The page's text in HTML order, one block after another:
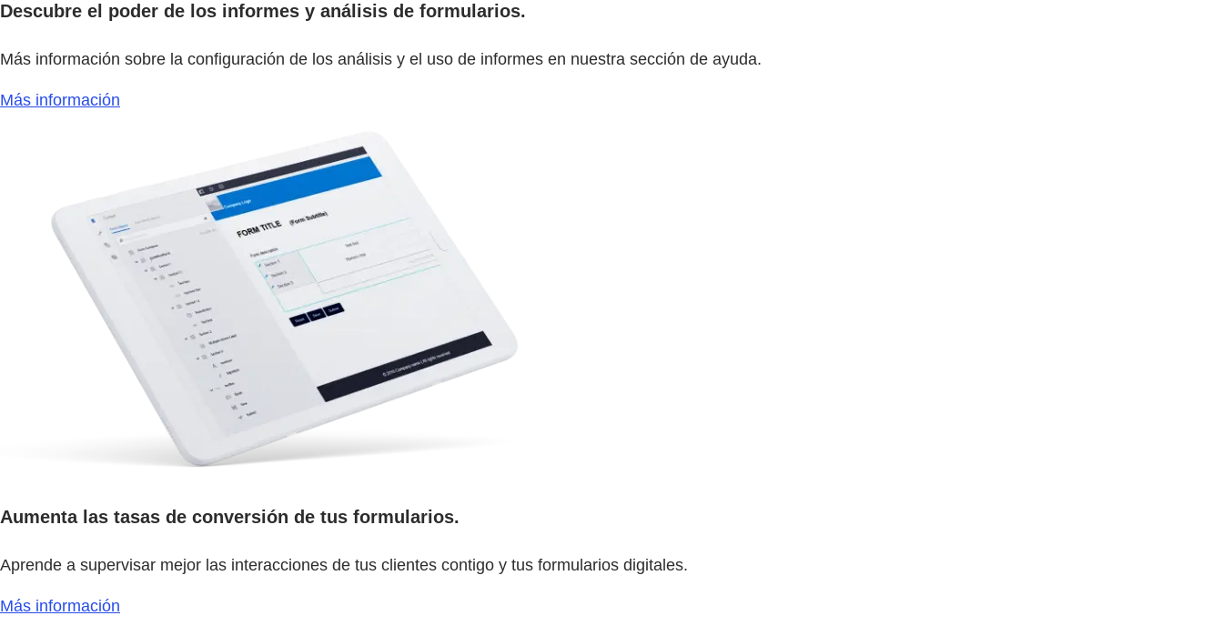
Descubre el poder de los informes y análisis de formularios.
Más información sobre la configuración de los análisis y el uso de informes en nuestra sección de ayuda.
Más información
Aumenta las tasas de conversión de tus formularios.
Aprende a supervisar mejor las interacciones de tus clientes contigo y tus formularios digitales.
Más información